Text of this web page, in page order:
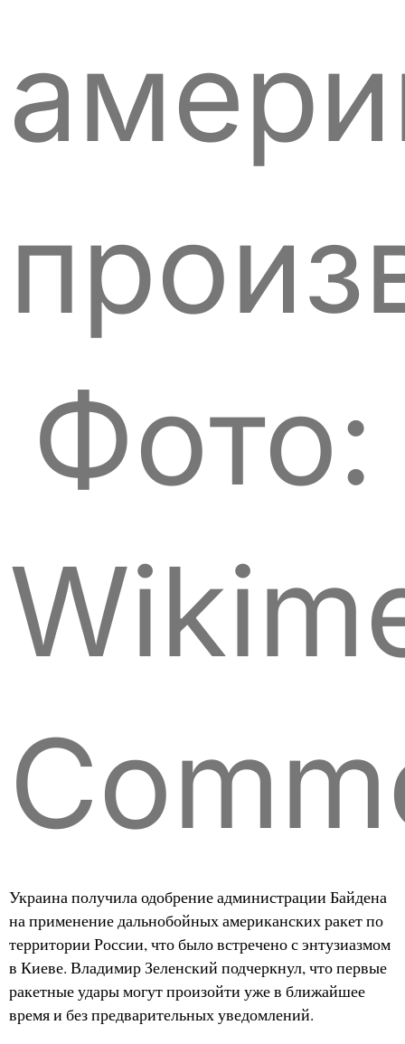
Фото:
Украина получила одобрение администрации Байдена
на применение дальнобойных американских ракет по
территории России, что было встречено с энтузиазмом
в Киеве. Владимир Зеленский подчеркнул, что первые
ракетные удары могут произойти уже в ближайшее
время и без предварительных уведомлений.